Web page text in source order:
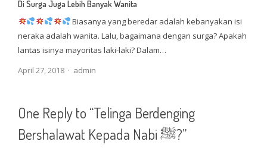
Di Surga Juga Lebih Banyak Wanita
Biasanya yang beredar adalah kebanyakan isi
neraka adalah wanita. Lalu, bagaimana dengan surga? Apakah
lantas isinya mayoritas laki-laki? Dalam…
April 27, 2018
Author
admin
One Reply to “Telinga Berdenging
Bershalawat Kepada Nabi ﷺ?”